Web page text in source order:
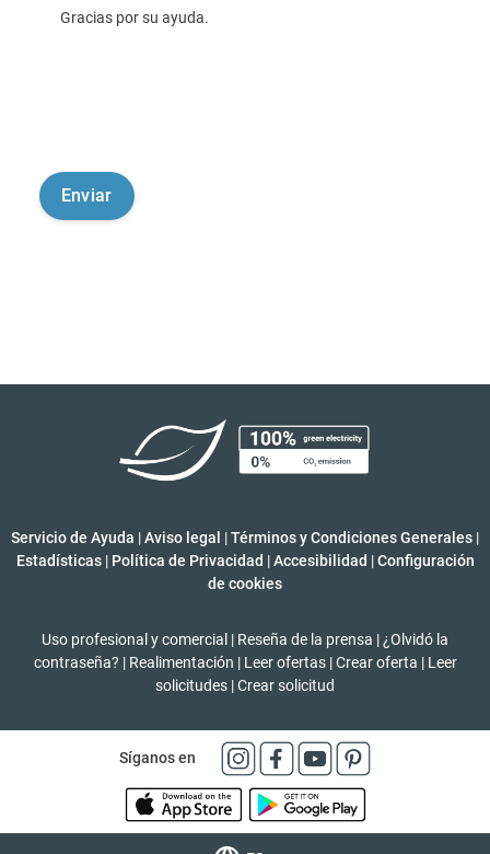
Gracias por su ayuda.
Servicio de Ayuda |Aviso legal |Términos y Condiciones Generales |
Estadísticas | Política de Privacidad | Accesibilidad | Configuración
de cookies
Uso profesional y comercial | Reseña de la prensa | ¿Olvidó la
contraseña? | Realimentación | Leer ofertas | Crear oferta | Leer
solicitudes |Crear solicitud
Síganos en